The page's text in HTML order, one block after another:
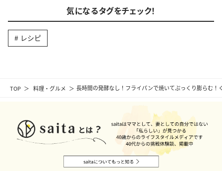
TOP 料理・グルメ 長時間の発酵なし！フライパンで焼いてぷっくり膨らむ
気になるタグをチェック！
レシピ